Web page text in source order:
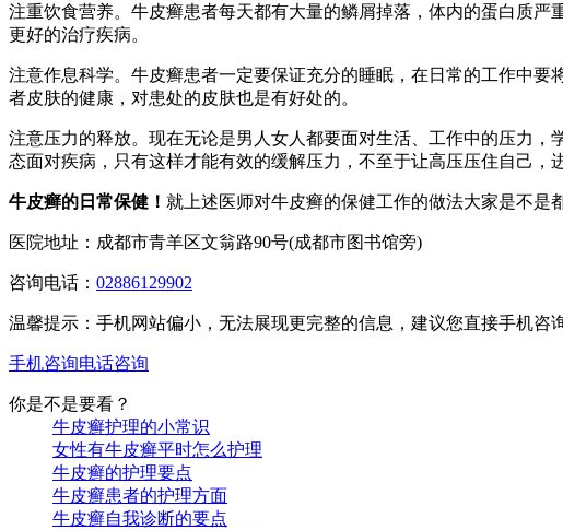
注重饮食营养。牛皮癣患者每天都有大量的鳞屑掉落，体内的蛋白质
更好的治疗疾病。
注意作息科学。牛皮癣患者一定要保证充分的睡眠，在日常的工作中
者皮肤的健康，对患处的皮肤也是有好处的。
注意压力的释放。现在无论是男人女人都要面对生活、工作中的压力
态面对疾病，只有这样才能有效的缓解压力，不至于让高压压住自己，
牛皮癣的日常保健！ 就上述医师对牛皮癣的保健工作的做法大家是不是
医院地址：成都市青羊区文翁路90号(成都市图书馆旁)
咨询电话： 02886129902
温馨提示：手机网站偏小，无法展现更完整的信息，建议您直接手机咨
手机咨询电话咨询
你是不是要看？
牛皮癣护理的小常识
女性有牛皮癣平时怎么护理
牛皮癣的护理要点
牛皮癣患者的护理方面
牛皮癣自我诊断的要点